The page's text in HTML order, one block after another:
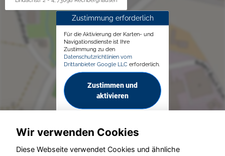
Zustimmung erforderlich
Für die Aktivierung der Karten- und
Navigationsdienste ist Ihre
Zustimmung zu den
Datenschutzrichtlinien vom
Drittanbieter Google LLC erforderlich.
Zustimmen und
aktivieren
Wir verwenden Cookies
Diese Webseite verwendet Cookies und ähnliche